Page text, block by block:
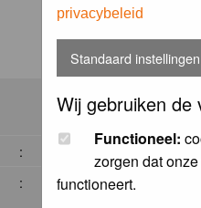
privacybeleid
Standaard instellingen
Wij gebruiken de
Functioneel:
zorgen dat
functioneert.
:
: